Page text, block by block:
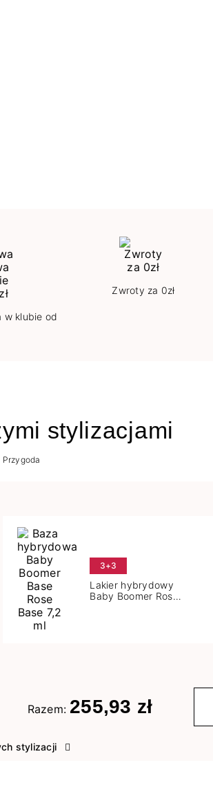
w klubie od
Zwroty za 0zł
stylizacjami
3+3
Lakier hybrydowy
Baby Boomer Rose
Razem: 255,93 zł
stylizacji